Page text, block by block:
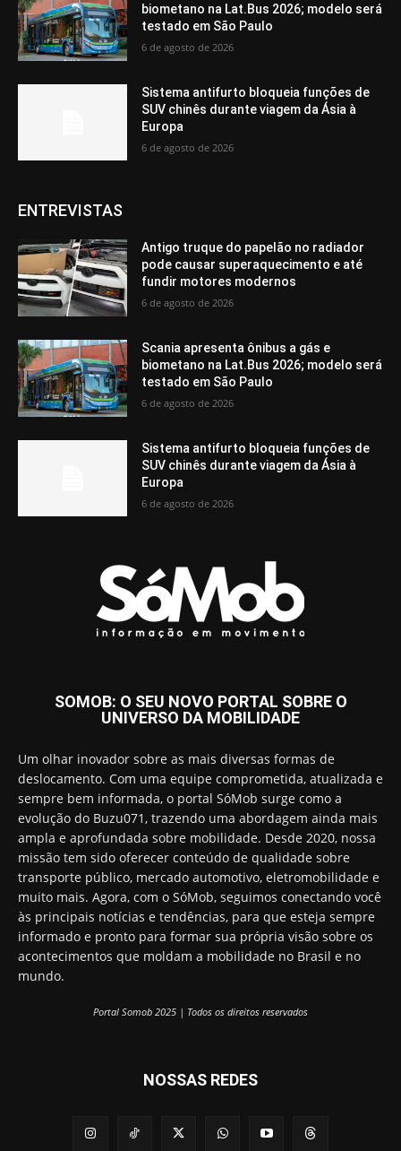
biometano na Lat.Bus 2026; modelo será
testado em São Paulo
6 de agosto de 2026
Sistema antifurto bloqueia funções de
SUV chinês durante viagem da Ásia à
Europa
6 de agosto de 2026
ENTREVISTAS
Antigo truque do papelão no radiador
pode causar superaquecimento e até
fundir motores modernos
6 de agosto de 2026
Scania apresenta ônibus a gás e
biometano na Lat.Bus 2026; modelo será
testado em São Paulo
6 de agosto de 2026
Sistema antifurto bloqueia funções de
SUV chinês durante viagem da Ásia à
Europa
6 de agosto de 2026
SOMOB: O SEU NOVO PORTAL SOBRE O
UNIVERSO DA MOBILIDADE
Um olhar inovador sobre as mais diversas formas de
deslocamento. Com uma equipe comprometida, atualizada e
sempre bem informada, o portal SóMob surge como a
evolução do Buzu071, trazendo uma abordagem ainda mais
ampla e aprofundada sobre mobilidade. Desde 2020, nossa
missão tem sido oferecer conteúdo de qualidade sobre
transporte público, mercado automotivo, eletromobilidade e
muito mais. Agora, com o SóMob, seguimos conectando você
às principais notícias e tendências, para que esteja sempre
informado e pronto para formar sua própria visão sobre os
acontecimentos que moldam a mobilidade no Brasil e no
mundo.
Portal Somob 2025 | Todos os direitos reservados
NOSSAS REDES